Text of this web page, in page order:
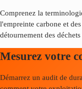
Comprenez la
l'empreinte carbone et
détournement des
Mesurez votre
Démarrez un audit de